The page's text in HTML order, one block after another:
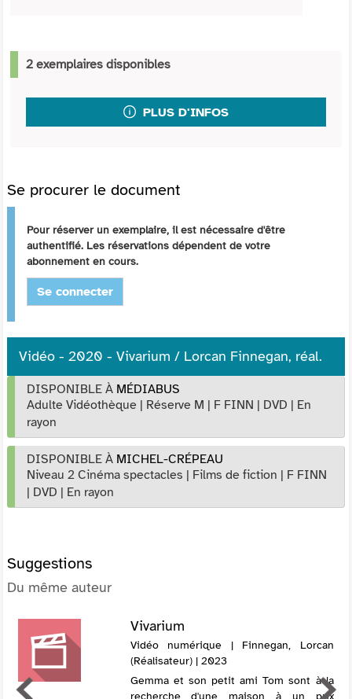
2 exemplaires disponibles
PLUS D'INFOS
Se procurer le document
Pour réserver un exemplaire, il est nécessaire d'être
authentifié. Les réservations dépendent de votre
abonnement en cours.
Se connecter
Vidéo - 2020 - Vivarium / Lorcan Finnegan, réal.
DISPONIBLE À MÉDIABUS
Adulte Vidéothèque | Réserve M | F FINN | DVD | En
rayon
DISPONIBLE À MICHEL-CRÉPEAU
Niveau 2 Cinéma spectacles | Films de fiction | F FINN
| DVD | En rayon
Suggestions
Du même auteur
Vivarium
Vidéo numérique | Finnegan, Lorcan
(Réalisateur) | 2023
Gemma et son petit ami Tom sont à la
recherche d'une maison à un prix